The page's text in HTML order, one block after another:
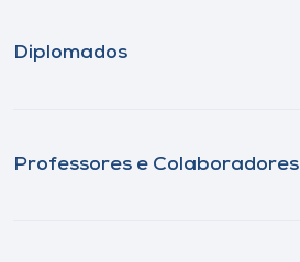
Diplomados
Professores e Colaboradores